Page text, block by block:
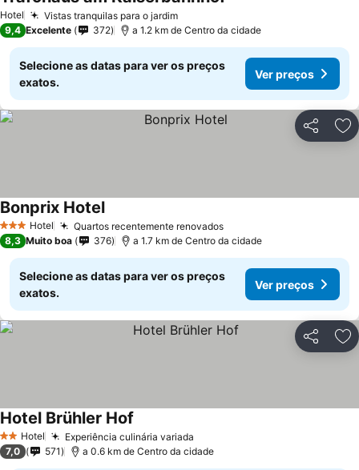
Hotel Vistas tranquilas para o jardim
9,4 Excelente 372 a 1.2 km de Centro da cidade
Selecione as datas para ver os preços
exatos.
Ver preços
Partilhar
3 EstrelasHotel Quartos recentemente renovados
Bonprix Hotel
8,3 Muito boa 376 a 1.7 km de Centro da cidade
Selecione as datas para ver os preços
exatos.
Ver preços
Partilhar
2 Estrelas
Hotel Experiência culinária variada
Hotel Brühler Hof
7,0 571 a 0.6 km de Centro da cidade